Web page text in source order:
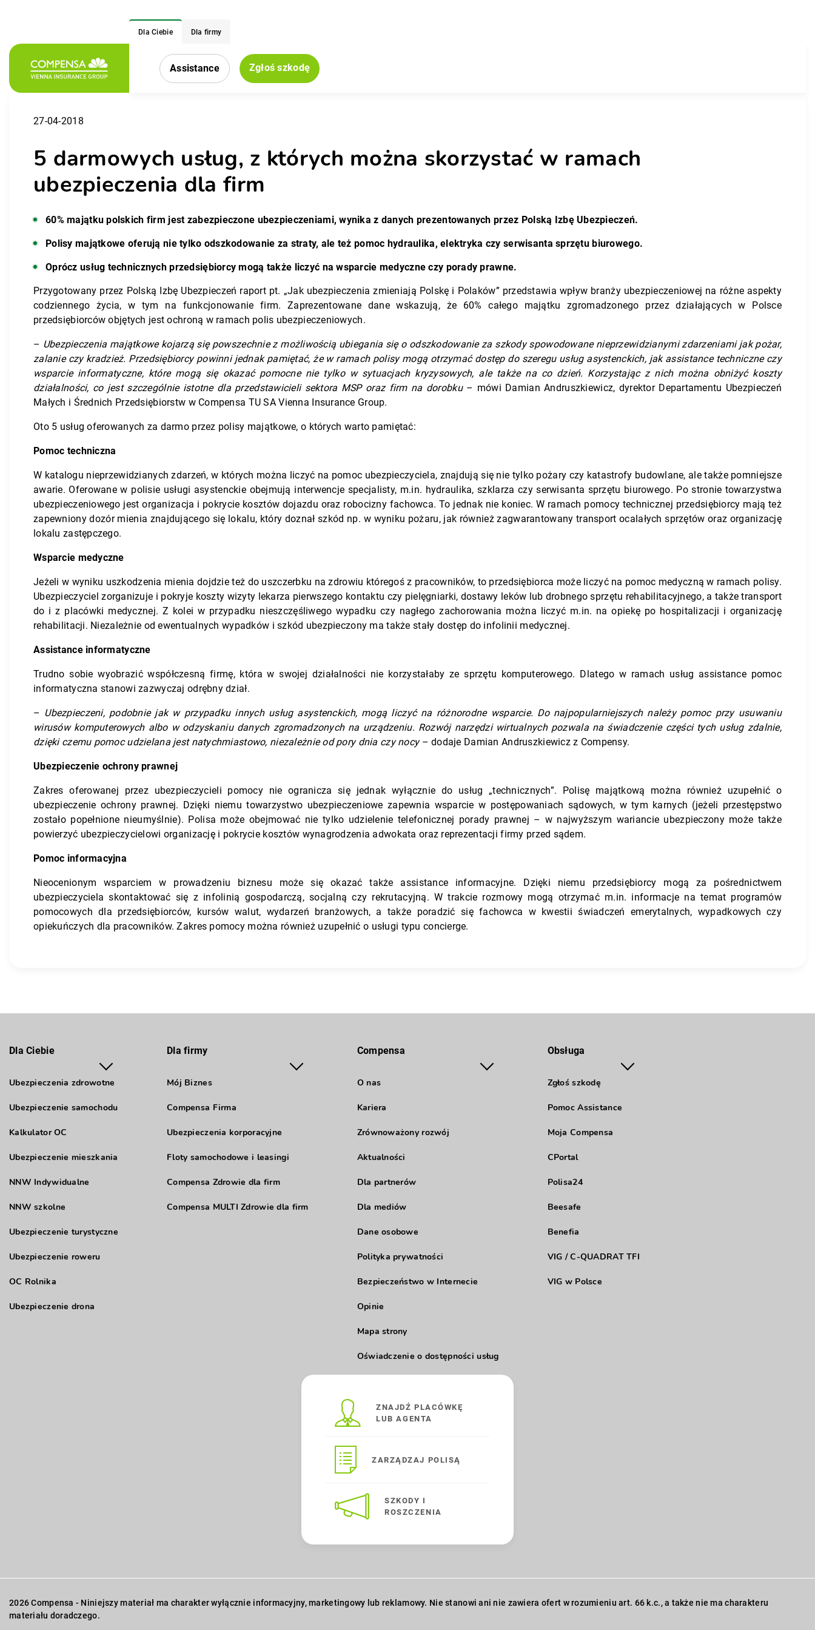
Dla Ciebie Dla firmy
Menu nawigacyjne
Assistance Zgłoś szkodę
27-04-2018
5 darmowych usług, z których można skorzystać w ramach
ubezpieczenia dla firm
60% majątku polskich firm jest zabezpieczone ubezpieczeniami, wynika z danych prezentowanych przez Polską Izbę Ubezpieczeń.
Polisy majątkowe oferują nie tylko odszkodowanie za straty, ale też pomoc hydraulika, elektryka czy serwisanta sprzętu biurowego.
Oprócz usług technicznych przedsiębiorcy mogą także liczyć na wsparcie medyczne czy porady prawne.
Przygotowany przez Polską Izbę Ubezpieczeń raport pt. „Jak ubezpieczenia zmieniają Polskę i Polaków” przedstawia wpływ branży ubezpieczeniowej na różne aspekty
codziennego życia, w tym na funkcjonowanie firm. Zaprezentowane dane wskazują, że 60% całego majątku zgromadzonego przez działających w Polsce
przedsiębiorców objętych jest ochroną w ramach polis ubezpieczeniowych.
– Ubezpieczenia majątkowe kojarzą się powszechnie z możliwością ubiegania się o odszkodowanie za szkody spowodowane nieprzewidzianymi zdarzeniami jak pożar,
zalanie czy kradzież. Przedsiębiorcy powinni jednak pamiętać, że w ramach polisy mogą otrzymać dostęp do szeregu usług asystenckich, jak assistance techniczne czy
wsparcie informatyczne, które mogą się okazać pomocne nie tylko w sytuacjach kryzysowych, ale także na co dzień. Korzystając z nich można obniżyć koszty
działalności, co jest szczególnie istotne dla przedstawicieli sektora MSP oraz firm na dorobku– mówi Damian Andruszkiewicz, dyrektor Departamentu Ubezpieczeń
Małych i Średnich Przedsiębiorstw w Compensa TU SA Vienna Insurance Group.
Oto 5 usług oferowanych za darmo przez polisy majątkowe, o których warto pamiętać:
Pomoc techniczna
W katalogu nieprzewidzianych zdarzeń, w których można liczyć na pomoc ubezpieczyciela, znajdują się nie tylko pożary czy katastrofy budowlane, ale także pomniejsze
awarie. Oferowane w polisie usługi asystenckie obejmują interwencje specjalisty, m.in. hydraulika, szklarza czy serwisanta sprzętu biurowego. Po stronie towarzystwa
ubezpieczeniowego jest organizacja i pokrycie kosztów dojazdu oraz robocizny fachowca. To jednak nie koniec. W ramach pomocy technicznej przedsiębiorcy mają też
zapewniony dozór mienia znajdującego się lokalu, który doznał szkód np. w wyniku pożaru, jak również zagwarantowany transport ocalałych sprzętów oraz organizację
lokalu zastępczego.
Wsparcie medyczne
Jeżeli w wyniku uszkodzenia mienia dojdzie też do uszczerbku na zdrowiu któregoś z pracowników, to przedsiębiorca może liczyć na pomoc medyczną w ramach polisy.
Ubezpieczyciel zorganizuje i pokryje koszty wizyty lekarza pierwszego kontaktu czy pielęgniarki, dostawy leków lub drobnego sprzętu rehabilitacyjnego, a także transport
do i z placówki medycznej. Z kolei w przypadku nieszczęśliwego wypadku czy nagłego zachorowania można liczyć m.in. na opiekę po hospitalizacji i organizację
rehabilitacji. Niezależnie od ewentualnych wypadków i szkód ubezpieczony ma także stały dostęp do infolinii medycznej.
Assistance informatyczne
Trudno sobie wyobrazić współczesną firmę, która w swojej działalności nie korzystałaby ze sprzętu komputerowego. Dlatego w ramach usług assistance pomoc
informatyczna stanowi zazwyczaj odrębny dział.
– Ubezpieczeni, podobnie jak w przypadku innych usług asystenckich, mogą liczyć na różnorodne wsparcie. Do najpopularniejszych należy pomoc przy usuwaniu
wirusów komputerowych albo w odzyskaniu danych zgromadzonych na urządzeniu. Rozwój narzędzi wirtualnych pozwala na świadczenie części tych usług zdalnie,
dzięki czemu pomoc udzielana jest natychmiastowo, niezależnie od pory dnia czy nocy – dodaje Damian Andruszkiewicz z Compensy.
Ubezpieczenie ochrony prawnej
Zakres oferowanej przez ubezpieczycieli pomocy nie ogranicza się jednak wyłącznie do usług „technicznych”. Polisę majątkową można również uzupełnić o
ubezpieczenie ochrony prawnej. Dzięki niemu towarzystwo ubezpieczeniowe zapewnia wsparcie w postępowaniach sądowych, w tym karnych (jeżeli przestępstwo
zostało popełnione nieumyślnie). Polisa może obejmować nie tylko udzielenie telefonicznej porady prawnej – w najwyższym wariancie ubezpieczony może także
powierzyć ubezpieczycielowi organizację i pokrycie kosztów wynagrodzenia adwokata oraz reprezentacji firmy przed sądem.
Pomoc informacyjna
Nieocenionym wsparciem w prowadzeniu biznesu może się okazać także assistance informacyjne. Dzięki niemu przedsiębiorcy mogą za pośrednictwem
ubezpieczyciela skontaktować się z infolinią gospodarczą, socjalną czy rekrutacyjną. W trakcie rozmowy mogą otrzymać m.in. informacje na temat programów
pomocowych dla przedsiębiorców, kursów walut, wydarzeń branżowych, a także poradzić się fachowca w kwestii świadczeń emerytalnych, wypadkowych czy
opiekuńczych dla pracowników. Zakres pomocy można również uzupełnić o usługi typu concierge.
Dla Ciebie
Ubezpieczenia zdrowotne
Ubezpieczenie samochodu
Kalkulator OC
Ubezpieczenie mieszkania
NNW Indywidualne
NNW szkolne
Ubezpieczenie turystyczne
Ubezpieczenie roweru
OC Rolnika
Ubezpieczenie drona
Dla firmy
Mój Biznes
Compensa Firma
Ubezpieczenia korporacyjne
Floty samochodowe i leasingi
Compensa Zdrowie dla firm
Compensa MULTI Zdrowie dla firm
Compensa
O nas
Kariera
Zrównoważony rozwój
Aktualności
Dla partnerów
Dla mediów
Dane osobowe
Polityka prywatności
Bezpieczeństwo w Internecie
Opinie
Mapa strony
Oświadczenie o dostępności usług
Obsługa
Zgłoś szkodę
Pomoc Assistance
Moja Compensa
CPortal
Polisa24
Beesafe
Benefia
VIG / C-QUADRAT TFI
VIG w Polsce
ZNAJDŹ PLACÓWKĘ
LUB AGENTA
ZARZĄDZAJ POLISĄ
SZKODY I
ROSZCZENIA
2026 Compensa - Niniejszy materiał ma charakter wyłącznie informacyjny, marketingowy lub reklamowy. Nie stanowi ani nie zawiera ofert w rozumieniu art. 66 k.c., a także nie ma charakteru
materiału doradczego.